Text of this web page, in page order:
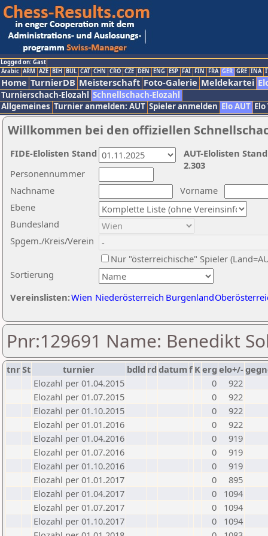
Logged on: Gast
Arabic ARM AZE BIH BUL CAT CHN CRO CZE DEN ENG ESP FAI FIN FRA GER GRE INA
Home TurnierDB Meisterschaft Foto-Galerie Meldekartei
Turnierschach-Elozahl Schnellschach-Elozahl
Allgemeines Turnier anmelden: AUT Spieler anmelden Elo AUT
Willkommen bei den offiziellen
Nachname
Vorname
Ebene
Sortierung
Personennummer
Bundesland
Spgem./Kreis/Verein
Nur "österreichische" Spieler
Vereinslisten:Wien Niederösterreich Burgenland
AUT-Elolisten
2.303
FIDE-Elolisten Stand
Pnr:129691 Name: Benedikt
tnrSt turnier bdld rd datumf Kerg elo+/-
Elozahl per 01.04.2015
0
922
Elozahl per 01.07.2015
0
922
Elozahl per 01.10.2015
0
922
Elozahl per 01.01.2016
0
922
Elozahl per 01.04.2016
0
919
Elozahl per 01.07.2016
0
919
Elozahl per 01.10.2016
0
919
Elozahl per 01.01.2017
0
895
Elozahl per 01.04.2017
0
1094
Elozahl per 01.07.2017
0
1094
Elozahl per 01.10.2017
0
1094